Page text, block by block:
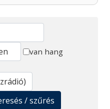
van hang
/ szűrés